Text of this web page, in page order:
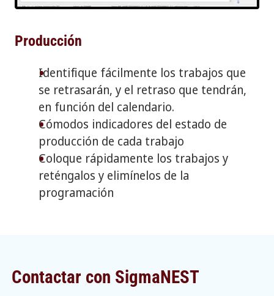
Producción
Identifique fácilmente los trabajos que
se retrasarán, y el retraso que tendrán,
en función del calendario.
Cómodos indicadores del estado de
producción de cada trabajo
Coloque rápidamente los trabajos y
reténgalos y elimínelos de la
programación
Contactar con SigmaNEST